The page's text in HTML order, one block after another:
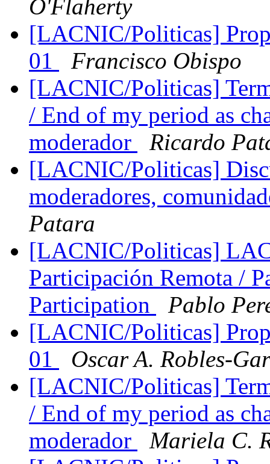
O'Flaherty
[LACNIC/Politicas]
01
Francisco Obispo
[LACNIC/Politicas]
/ End of my period as
moderador
Ricardo
[LACNIC/Politicas]
moderadores,
Patara
[LACNIC/Politicas]
Participación Remota /
Participation
Pablo
[LACNIC/Politicas]
01
Oscar A. Robles-
[LACNIC/Politicas]
/ End of my period as
moderador
Mariela C.